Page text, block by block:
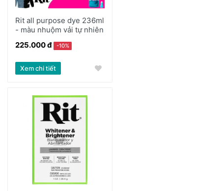
Rit all purpose dye 236ml
- màu nhuộm vải tự nhiên
225.000 đ
-10%
Xem chi tiết